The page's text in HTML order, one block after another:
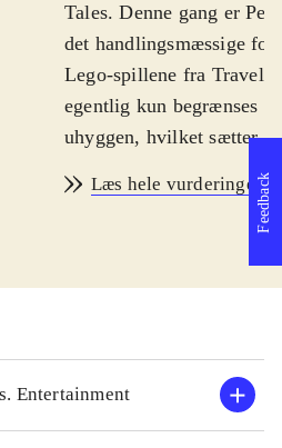
Tales. Denne gang er
det handlingsmæssige
Lego-spillene fra
egentlig kun begrænses
uhyggen, hvilket sætter
fra filmene er på
PEGI: 7 samt ikoner for
Spillet følger filmenes
hvor ringen skal
for action, puzzles og
man mithril-klodser og
er der over 80 figurer
man gennemføre spillet
Læs hele vurderingen
Entertainment
Feedback